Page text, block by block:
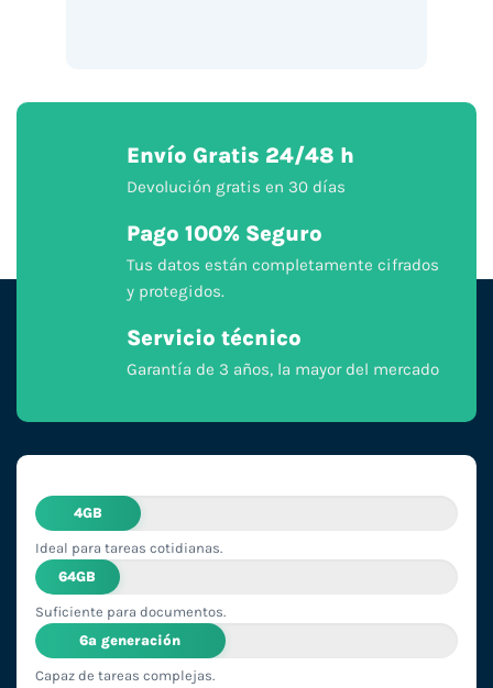
Envío Gratis 24/48 h
Devolución gratis en 30 días
Pago 100% Seguro
Tus datos están completamente cifrados
y protegidos.
Servicio técnico
Garantía de 3 años, la mayor del mercado
4GB
Ideal para tareas cotidianas.
64GB
Suficiente para documentos.
6ª generación
Capaz de tareas complejas.